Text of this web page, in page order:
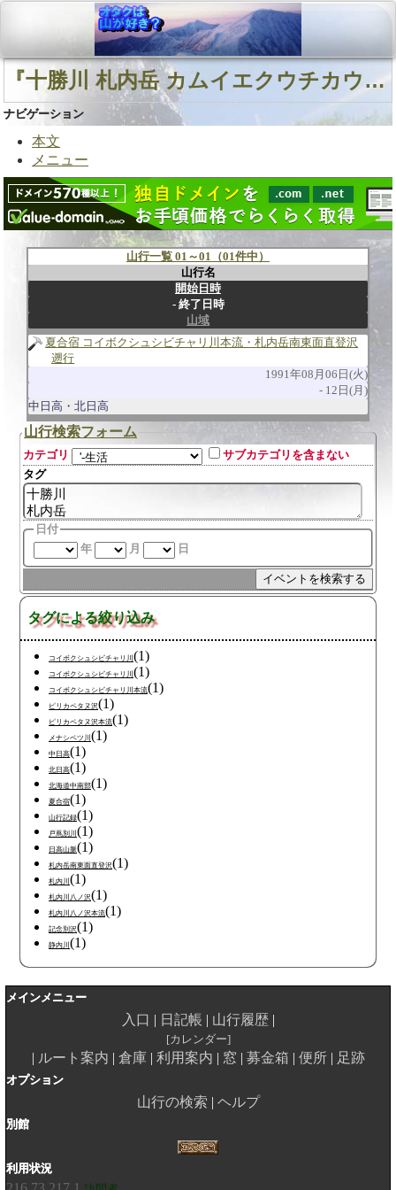
『十勝川 札内岳 カムイエクウチカウシ山』に関連する山行
ナビゲーション
本文
メニュー
山行一覧 01～01（01件中）
山行名
開始日時
終了日時
山域
夏合宿 コイボクシュシビチャリ川本流・札内岳南東面直登沢
遡行
1991年08月06日(火)
12日(月)
中日高・北日高
山行検索フォーム
カテゴリ
サブカテゴリを含まない
タグ
日付
年
月 日
タグによる絞り込み
コイボクシュシビチャリ川 (1)
コイボクシュシビチャリ川 (1)
コイボクシュシビチャリ川本流(1)
ピリカペタヌ沢(1)
ピリカペタヌ沢本流(1)
メナシベツ川 (1)
中日高(1)
北日高(1)
北海道中南部(1)
夏合宿(1)
山行記録(1)
戸蔦別川 (1)
日高山脈(1)
札内岳南東面直登沢(1)
札内川 (1)
札内川八ノ沢(1)
札内川八ノ沢本流(1)
記念別沢(1)
静内川 (1)
メインメニュー
入口 日記帳 山行履歴
カレンダー
ルート案内 倉庫 利用案内 窓 募金箱 便所 足跡
オプション
山行の検索 ヘルプ
別館
利用状況